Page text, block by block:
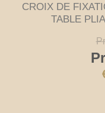
CROIX DE
TABLE